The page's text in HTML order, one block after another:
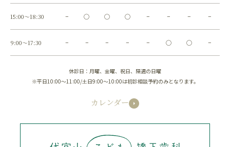
15:00～18:30 − ◯ ◯ ◯ − − − −
9:00～17:30 − − − − − ◯ ◯ −
休診日：月曜、金曜、祝日、隔週の日曜
※平日10:00～11:00/土日9:00～10:00は初診相談予約のみとなります。
カレンダー